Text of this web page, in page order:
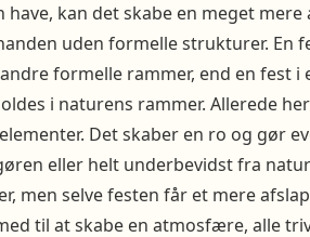
have, kan det skabe en meget
uden formelle strukturer. En
formelle rammer, end en fest
i naturens rammer. Allerede
Det skaber en ro og gør
eller helt underbevidst fra
men selve festen får et mere
til at skabe en atmosfære, alle